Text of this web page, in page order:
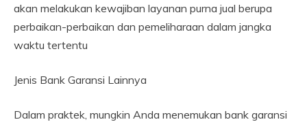
akan melakukan kewajiban layanan purna jual berupa
perbaikan-perbaikan dan pemeliharaan dalam jangka
waktu tertentu
Jenis Bank Garansi Lainnya
Dalam praktek, mungkin Anda menemukan bank garansi